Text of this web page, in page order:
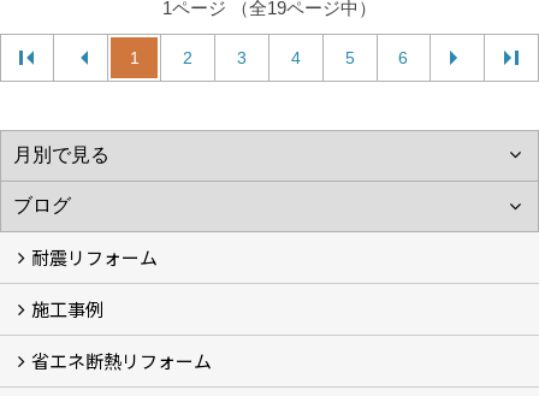
1ページ （全19ページ中）
1 2 3 4 5 6
耐震リフォーム
空設計の耐震診断
耐震診断と耐震補強 動画
耐震診断レポート
減災セミナー・耐震基準と熊本地震 動画
耐震診断と耐震補強 解説
耐震診断Q&A
施工事例
施工事例
浴室の劣化改修と耐震補強 動画
浴室の劣化改修と耐震補強①
浴室の劣化改修と耐震補強②
省エネ断熱リフォーム